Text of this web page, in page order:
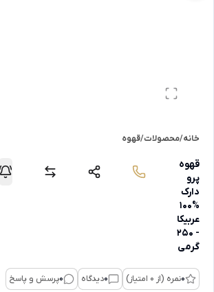
خانه/محصولات/قهوه
قهوه
پرو
دارک
%100
عربیکا
- 250
گرمی
0نمره (از 0 امتیاز) 0دیدگاه 0پرسش و پاسخ